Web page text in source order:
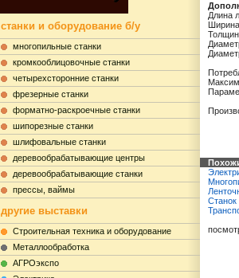
станки и оборудование б/у
многопильные станки
кромкооблицовочные станки
четырехсторонние станки
фрезерные станки
форматно-раскроечные станки
шипорезные станки
шлифовальные станки
деревообрабатывающие центры
деревообрабатывающие станки
прессы, ваймы
другие выставки
Строительная техника и оборудование
Металлообработка
АГРОэкспо
Длина
Станок